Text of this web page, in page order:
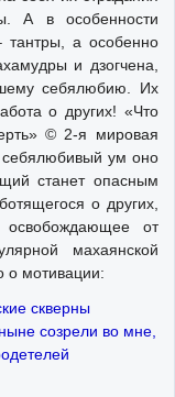
А в особенности
тантры, а особенно
и дзогчена,
себялюбию. Их
о других! «Что
© 2-я мировая
ум оно
станет опасным
о других,
освобождающее от
махаянской
о мотивации:
скверны
созрели во мне,